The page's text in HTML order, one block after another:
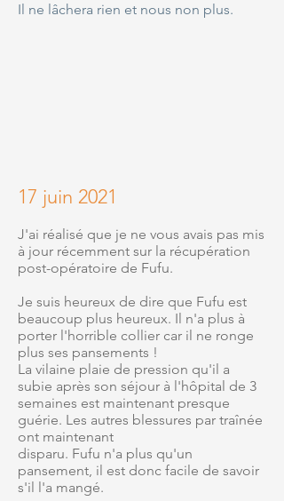
Il ne lâchera rien et nous non plus.
17 juin 2021
J'ai réalisé que je ne vous avais pas mis
à jour récemment sur la récupération
post-opératoire de Fufu.
Je suis heureux de dire que Fufu est
beaucoup plus heureux. Il n'a plus à
porter l'horrible collier car il ne ronge
plus ses pansements !
La vilaine plaie de pression qu'il a
subie après son séjour à l'hôpital de 3
semaines est maintenant presque
guérie. Les autres blessures par traînée
ont maintenant
disparu. Fufu n'a plus qu'un
pansement, il est donc facile de savoir
s'il l'a mangé.